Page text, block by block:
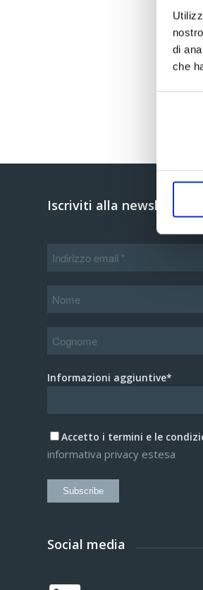
di
che
Iscriviti alla newsletter
Informazioni aggiuntive*
Accetto i termini e le
informativa privacy estesa
Subscribe
Social media